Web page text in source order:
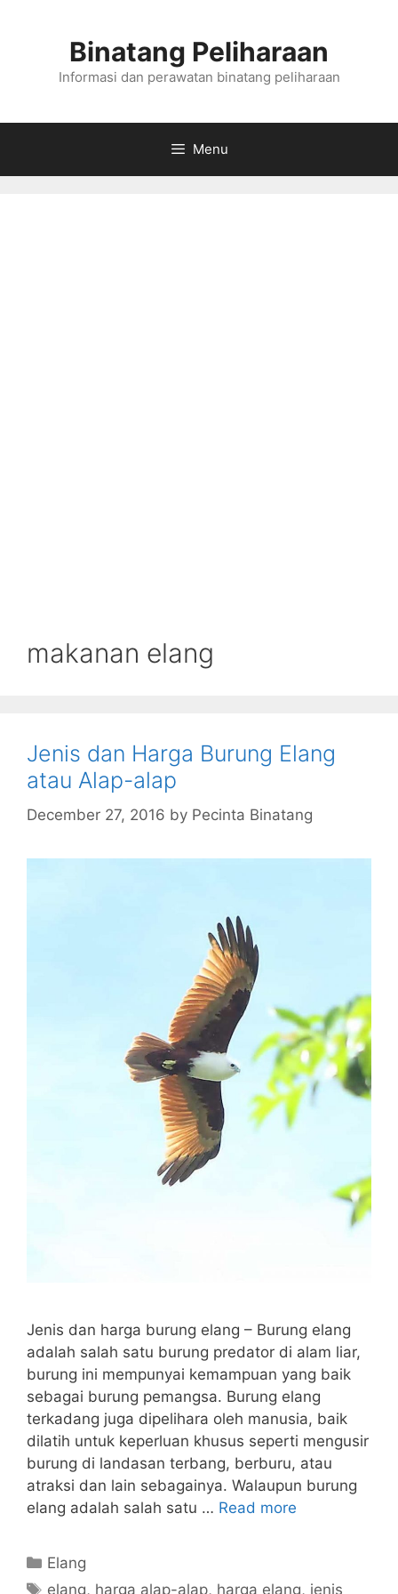
Binatang Peliharaan
Informasi dan perawatan binatang peliharaan
Menu
makanan elang
Jenis dan Harga Burung Elang
atau Alap-alap
December 27, 2016 by Pecinta Binatang
Jenis dan harga burung elang – Burung elang
adalah salah satu burung predator di alam liar,
burung ini mempunyai kemampuan yang baik
sebagai burung pemangsa. Burung elang
terkadang juga dipelihara oleh manusia, baik
dilatih untuk keperluan khusus seperti mengusir
burung di landasan terbang, berburu, atau
atraksi dan lain sebagainya. Walaupun burung
elang adalah salah satu … Read more
Categories
Elang
Tags
elang, harga alap-alap, harga elang, jenis